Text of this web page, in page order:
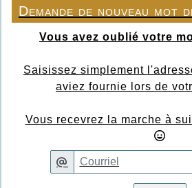
Demande de nouveau mot
Vous avez oublié votre
Saisissez simplement
aviez fournie lors de
Vous recevrez la marche à